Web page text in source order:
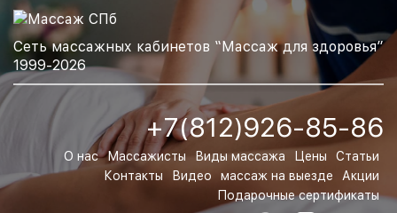
Сеть массажных кабинетов “Массаж для здоровья”
1999-2026
+7(812)926-85-86
О нас Массажисты Виды массажа Цены
Статьи
Контакты
Видео массаж на выезде
Акции
Подарочные сертификаты